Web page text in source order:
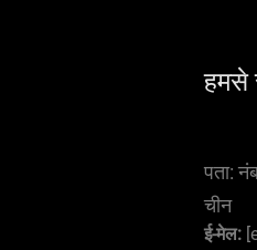
हमसे
पता:
चीन
ई-मेल: